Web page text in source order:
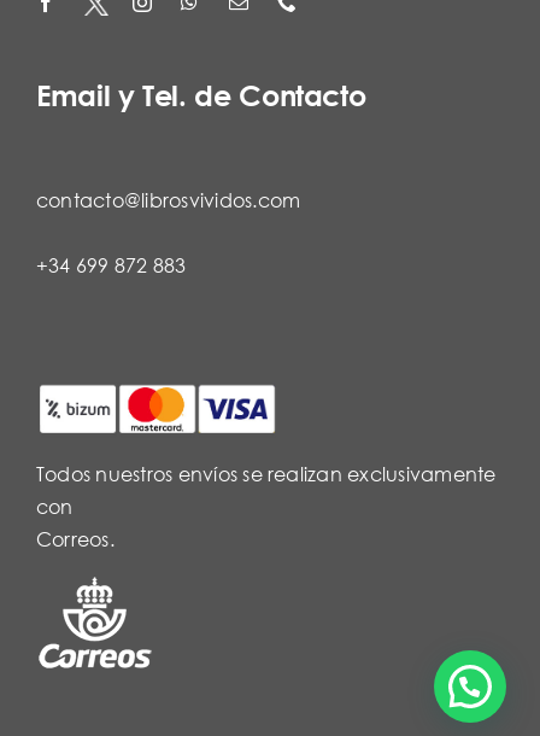
Email y Tel. de Contacto
contacto@librosvividos.com
+34 699 872 883
Todos nuestros envíos se realizan exclusivamente
con
Correos.